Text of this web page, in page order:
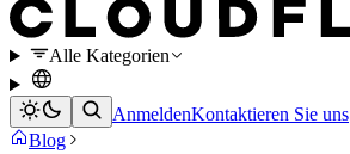
Alle Kategorien
AnmeldenKontaktieren Sie uns
Blog